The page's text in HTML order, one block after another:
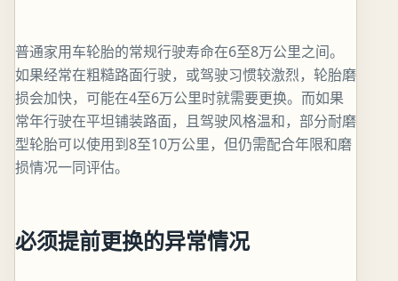
普通家用车轮胎的常规行驶寿命在6至8万公里之间。
如果经常在粗糙路面行驶，或驾驶习惯较激烈，轮胎磨
损会加快，可能在4至6万公里时就需要更换。而如果
常年行驶在平坦铺装路面，且驾驶风格温和，部分耐磨
型轮胎可以使用到8至10万公里，但仍需配合年限和磨
损情况一同评估。
必须提前更换的异常情况